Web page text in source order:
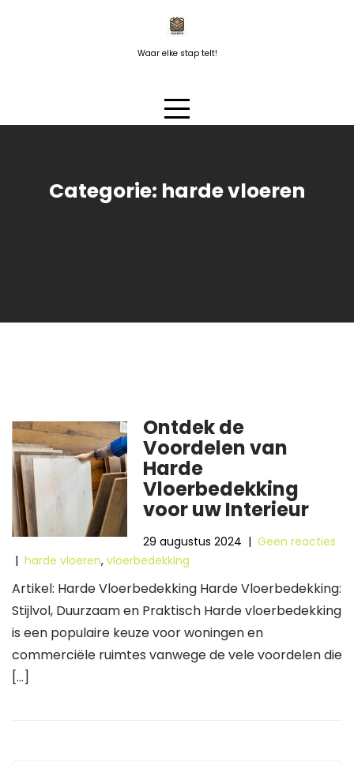
Waar elke stap telt!
Categorie: harde vloeren
Ontdek de
Voordelen van
Harde
Vloerbedekking
voor uw Interieur
29 augustus 2024 |Geen reacties
| harde vloeren, vloerbedekking
Artikel: Harde Vloerbedekking Harde Vloerbedekking:
Stijlvol, Duurzaam en Praktisch Harde vloerbedekking
is een populaire keuze voor woningen en
commerciële ruimtes vanwege de vele voordelen die
[…]